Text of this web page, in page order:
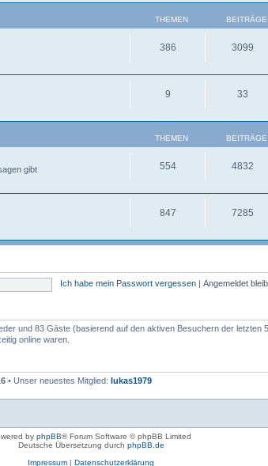
THEMEN BEITRÄGE
386 3099
9 33
THEMEN BEITRÄGE
gibt
554 4832
847 7285
Ich habe mein Passwort vergessen Angemeldet
und 83 Gäste (basierend auf den aktiven Besuchern der letzten
online waren.
• Unser neuestes Mitglied: lukas1979
by phpBB® Forum Software © phpBB Limited
Deutsche Übersetzung durch phpBB.de
Impressum | Datenschutzerklärung